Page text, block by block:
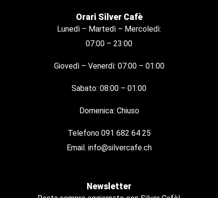
Orari Silver Cafè
Lunedì – Martedì – Mercoledì:
07:00 – 23:00
Giovedì – Venerdì: 07:00 – 01:00
Sabato: 08:00 – 01:00
Domenica: Chiuso
Telefono 091 682 64 25
Email. info@silvercafe.ch
Newsletter